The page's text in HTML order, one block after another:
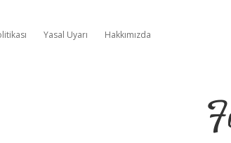
Yasal Uyarı Hakkımızda